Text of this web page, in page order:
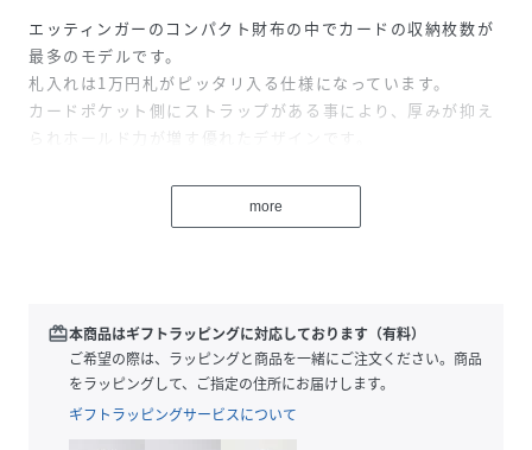
エッティンガーのコンパクト財布の中でカードの収納枚数が
最多のモデルです。
札入れは1万円札がピッタリ入る仕様になっています。
カードポケット側にストラップがある事により、厚みが抑え
られホールド力が増す優れたデザインです。
の生地を使用しています。
イギリスのスターリングポンド紙幣のインクのカラーをイメ
ージした全4色。
その中でも、英国王室のテーマカラーのパープルは、ロイヤ
ルコレクションと呼ばれ人気のカラーです。
製品の仕様は予告なく変更になる場合がございます。予めご
more
redeem本商品はギフトラッピングに対応しております（有料）
ご希望の際は、ラッピングと商品を一緒にご注文ください。商品
をラッピングして、ご指定の住所にお届けします。
ギフトラッピングサービスについて